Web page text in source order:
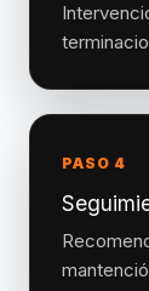
PASO 4